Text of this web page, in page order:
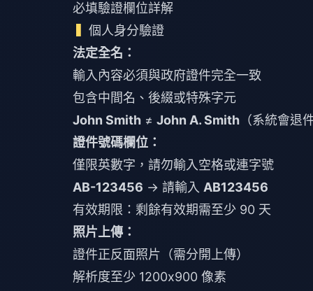
必填驗證欄位詳解
個人身分驗證
法定全名：
輸入內容必須與政府證件完全一致
包含中間名、後綴或特殊字元
John Smith ≠ John A. Smith （系統會退
證件號碼欄位：
僅限英數字，請勿輸入空格或連字號
AB-123456 → 請輸入 AB123456
有效期限：剩餘有效期需至少 90 天
照片上傳：
證件正反面照片（需分開上傳）
解析度至少 1200x900 像素